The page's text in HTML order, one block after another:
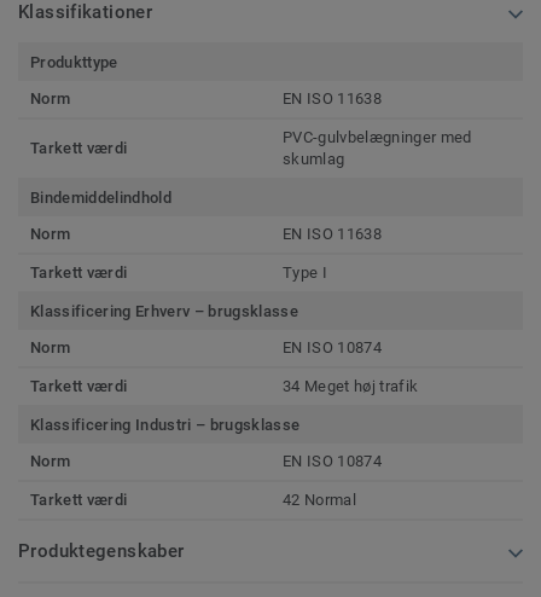
Klassifikationer
Produkttype
Norm
EN ISO 11638
Tarkett værdi
PVC-gulvbelægninger med
skumlag
Bindemiddelindhold
Norm
EN ISO 11638
Tarkett værdi Type I
Klassificering Erhverv – brugsklasse
Norm
EN ISO 10874
Tarkett værdi 34 Meget høj trafik
Klassificering Industri – brugsklasse
Norm
EN ISO 10874
Tarkett værdi 42 Normal
Produktegenskaber